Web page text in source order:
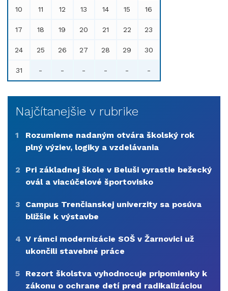
10 11 12 13 14 15 16
17 18 19 20 21 22 23
24 25 26 27 28 29 30
31 - - - - - -
Najčítanejšie v rubrike
1
Rozumieme nadaným otvára školský rok
plný výziev, logiky a vzdelávania
2
Pri základnej škole v Beluši vyrastie bežecký
ovál a viacúčelové športovisko
3
Campus Trenčianskej univerzity sa posúva
bližšie k výstavbe
4 V rámci modernizácie SOŠ v Žarnovici už
ukončili stavebné práce
5
Rezort školstva vyhodnocuje pripomienky k
zákonu o ochrane detí pred radikalizáciou